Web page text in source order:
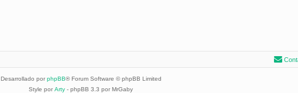
Desarrollado por phpBB® Forum Software © phpBB Limited
Style por Arty - phpBB 3.3 por MrGaby